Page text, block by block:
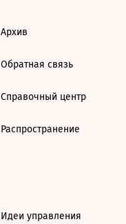
Архив
Обратная связь
Справочный центр
Распространение
Идеи управления